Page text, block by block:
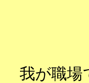
我が職場